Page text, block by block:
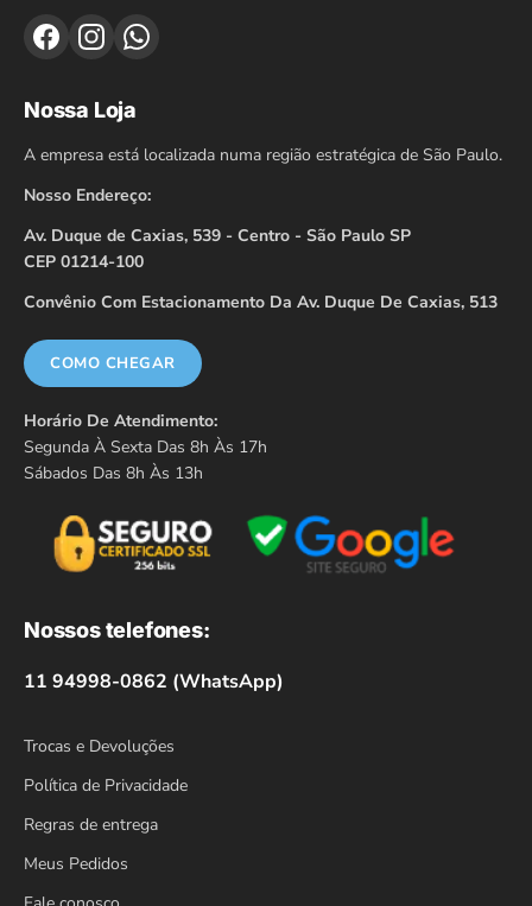
Nossa Loja
A empresa está localizada numa região estratégica de São Paulo.
Nosso Endereço:
Av. Duque de Caxias, 539 - Centro - São Paulo SP
CEP 01214-100
Convênio Com Estacionamento Da Av. Duque De Caxias, 513
COMO CHEGAR
Horário De Atendimento:
Segunda À Sexta Das 8h Às 17h
Sábados Das 8h Às 13h
Nossos telefones:
11 94998-0862 (WhatsApp)
Trocas e Devoluções
Política de Privacidade
Regras de entrega
Meus Pedidos